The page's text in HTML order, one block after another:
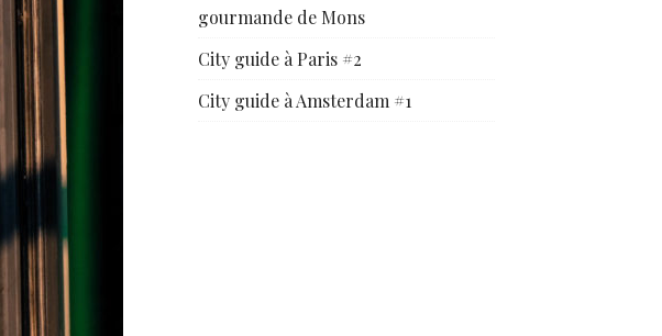
gourmande de Mons
City guide à Paris #2
City guide à Amsterdam #1